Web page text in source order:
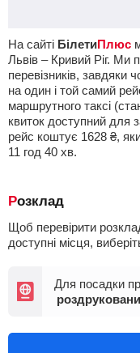
На сайті БілетиПлюс
Львів – Кривий Ріг. Ми
перевізників, завдяки
на один і той самий
маршрутного таксі
квиток доступний для
рейс коштує 1628 ₴,
11 год 40 хв.
Розклад
Щоб перевірити
доступні місця,
Для посадки